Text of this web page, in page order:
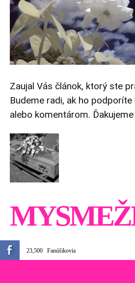
Zaujal Vás článok, ktorý ste
Budeme radi, ak ho
alebo komentárom.
23,500 Fanúšikovia